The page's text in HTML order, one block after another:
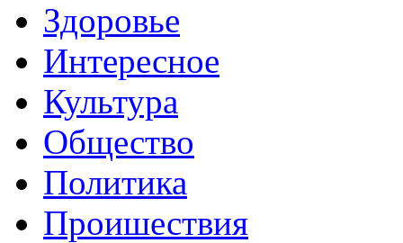
Здоровье
Интересное
Культура
Общество
Политика
Проишествия